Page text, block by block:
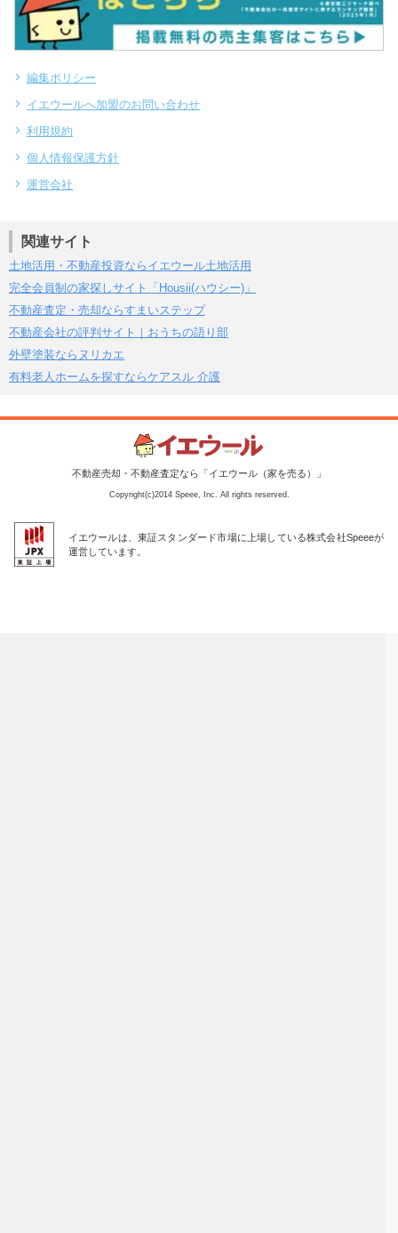
編集ポリシー
イエウールへ加盟のお問い合わせ
利用規約
個人情報保護方針
運営会社
関連サイト
土地活用・不動産投資ならイエウール土地活用
完全会員制の家探しサイト「Housii(ハウシー)」
不動産査定・売却ならすまいステップ
不動産会社の評判サイト｜おうちの語り部
外壁塗装ならヌリカエ
有料老人ホームを探すならケアスル 介護
不動産売却・不動産査定なら「イエウール（家を売る）」
Copyright(c)2014 Speee, Inc. All rights reserved.
イエウールは、東証スタンダード市場に上場している株式会社Speeeが
運営しています。